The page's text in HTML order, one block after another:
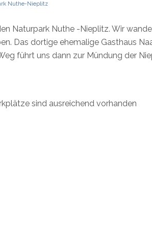
Nuthe-Nieplitz
Naturpark Nuthe -Nieplitz. Wir
Das dortige ehemalige Gasthaus
führt uns dann zur Mündung der
sind ausreichend vorhanden